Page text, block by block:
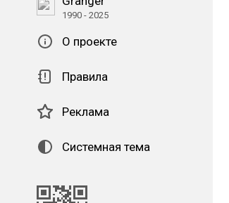
1990 - 2025
О проекте
Правила
Реклама
Системная тема